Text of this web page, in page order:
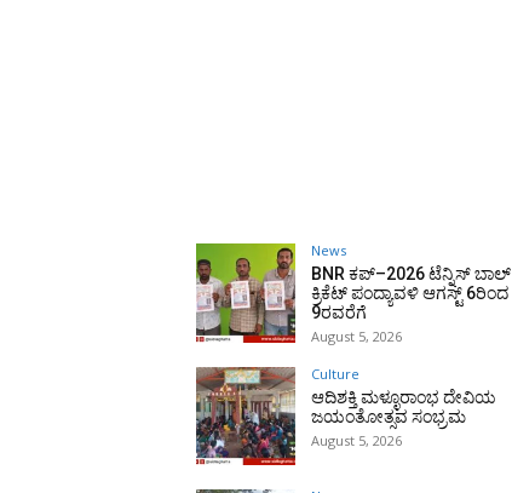
News
BNR ಕಪ್–2026 ಟೆನ್ನಿಸ್ ಬಾಲ್
ಕ್ರಿಕೆಟ್ ಪಂದ್ಯಾವಳಿ ಆಗಸ್ಟ್ 6ರಿಂದ
9ರವರೆಗೆ
August 5, 2026
Culture
ಆದಿಶಕ್ತಿ ಮಳ್ಳೂರಾಂಭ ದೇವಿಯ
ಜಯಂತೋತ್ಸವ ಸಂಭ್ರಮ
August 5, 2026